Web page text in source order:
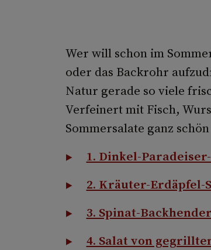
Wer will schon im
oder das Backrohr
Natur gerade so viele
Verfeinert mit Fisch,
Sommersalate ganz
1. Dinkel-
2. Kräuter-Erdäpfel-
3. Spinat-
4. Salat von